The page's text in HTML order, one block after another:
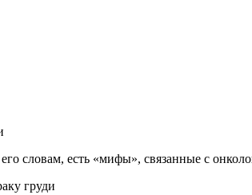
словам, есть «мифы», связанные с
груди